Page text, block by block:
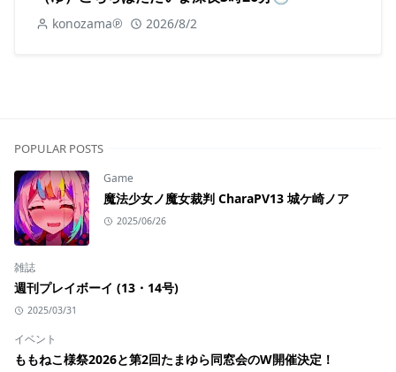
konozama℗ 2026/8/2
POPULAR POSTS
Game
魔法少女ノ魔女裁判 CharaPV13 城ケ崎ノア
2025/06/26
雑誌
週刊プレイボーイ (13・14号)
2025/03/31
イベント
ももねこ様祭2026と第2回たまゆら同窓会のW開催決定！